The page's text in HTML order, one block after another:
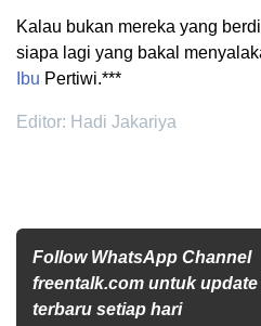
Kalau bukan mereka yang
siapa lagi yang bakal
Ibu Pertiwi.***
Editor: Hadi Jakariya
Follow WhatsApp Channel
freentalk.com untuk update
terbaru setiap hari